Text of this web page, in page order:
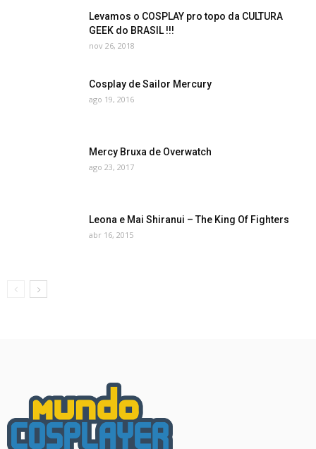
Levamos o COSPLAY pro topo da CULTURA
GEEK do BRASIL !!!
nov 26, 2018
Cosplay de Sailor Mercury
ago 19, 2016
Mercy Bruxa de Overwatch
ago 23, 2017
Leona e Mai Shiranui – The King Of Fighters
abr 16, 2015